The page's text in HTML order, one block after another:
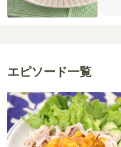
エピソード一覧